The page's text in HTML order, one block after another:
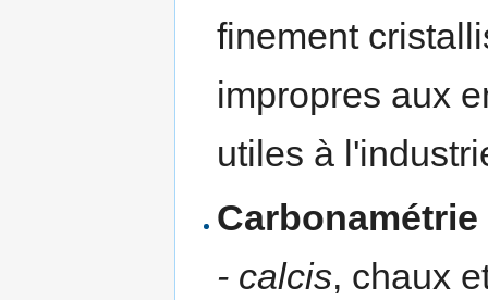
finement
impropres aux
utiles à
Carbonamétrie
- calcis, chaux